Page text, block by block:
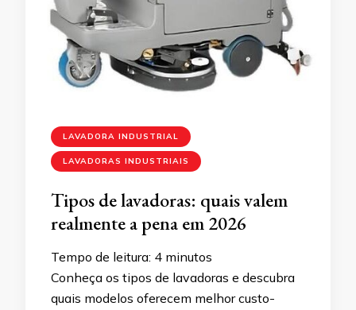
LAVADORA INDUSTRIAL
LAVADORAS INDUSTRIAIS
Tipos de lavadoras: quais valem
realmente a pena em 2026
Tempo de leitura: 4 minutos
Conheça os tipos de lavadoras e descubra
quais modelos oferecem melhor custo-